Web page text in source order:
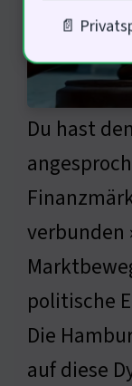
Du hast
verbunden
politische
Die
auf diese
📄